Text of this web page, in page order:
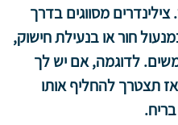
מסווגים בדרך
חור או בנעילת חישוק,
לדוגמה, אם יש לך
תצטרך להחליף אותו